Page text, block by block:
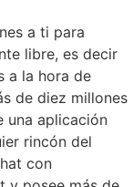
a ti para
libre, es decir
a la hora de
de diez millones
una aplicación
rincón del
con